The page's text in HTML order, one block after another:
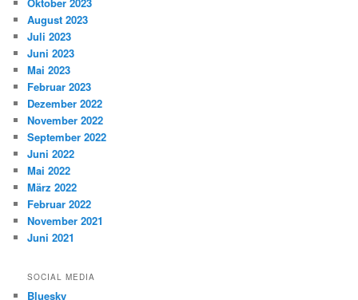
August 2023
Juli 2023
Juni 2023
Mai 2023
Februar 2023
Dezember 2022
November 2022
September 2022
Juni 2022
Mai 2022
März 2022
Februar 2022
November 2021
Juni 2021
SOCIAL MEDIA
Bluesky